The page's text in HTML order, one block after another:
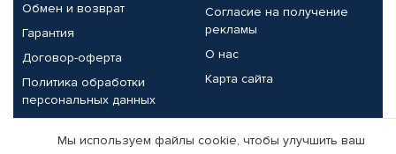
Обмен и возврат
Гарантия
Договор-оферта
Политика обработки
персональных данных
Согласие на получение
рекламы
О нас
Карта сайта
Партнерам
Мы используем файлы cookie, чтобы улучшить ваш